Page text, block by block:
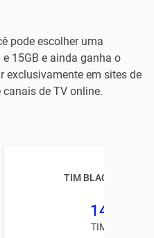
pode escolher uma
15GB e ainda ganha o
exclusivamente em sites de
de TV online.
TIM BLACK
14GB
TIM PÓS